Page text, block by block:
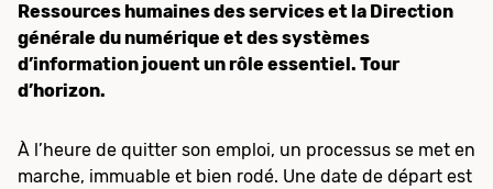
Ressources humaines des services et la Direction
générale du numérique et des systèmes
d’information jouent un rôle essentiel. Tour
d’horizon.
À l’heure de quitter son emploi, un processus se met en
marche, immuable et bien rodé. Une date de départ est